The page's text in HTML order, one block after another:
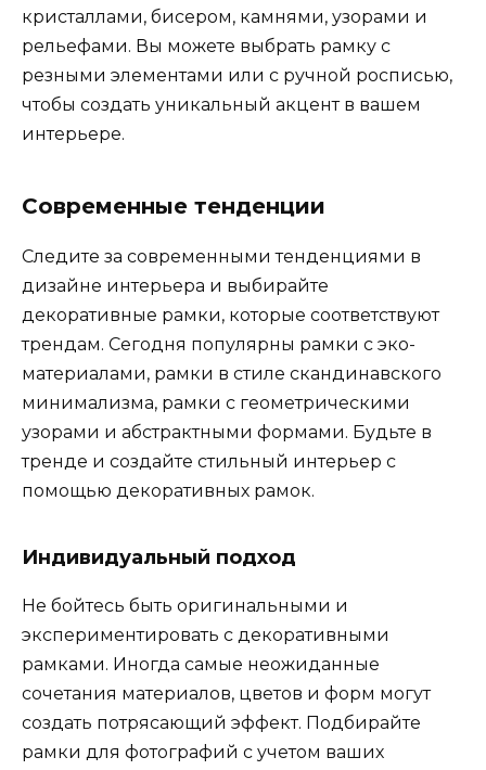
кристаллами, бисером, камнями, узорами и
рельефами. Вы можете выбрать рамку с
резными элементами или с ручной росписью,
чтобы создать уникальный акцент в вашем
интерьере.
Современные тенденции
Следите за современными тенденциями в
дизайне интерьера и выбирайте
декоративные рамки, которые соответствуют
трендам. Сегодня популярны рамки с эко-
материалами, рамки в стиле скандинавского
минимализма, рамки с геометрическими
узорами и абстрактными формами. Будьте в
тренде и создайте стильный интерьер с
помощью декоративных рамок.
Индивидуальный подход
Не бойтесь быть оригинальными и
экспериментировать с декоративными
рамками. Иногда самые неожиданные
сочетания материалов, цветов и форм могут
создать потрясающий эффект. Подбирайте
рамки для фотографий с учетом ваших